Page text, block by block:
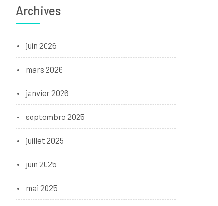
Archives
juin 2026
mars 2026
janvier 2026
septembre 2025
juillet 2025
juin 2025
mai 2025